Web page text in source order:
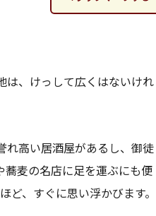
は、けっして広くはないけれ
れ高い居酒屋があるし、御徒
蕎麦の名店に足を運ぶにも便
、すぐに思い浮かびます。